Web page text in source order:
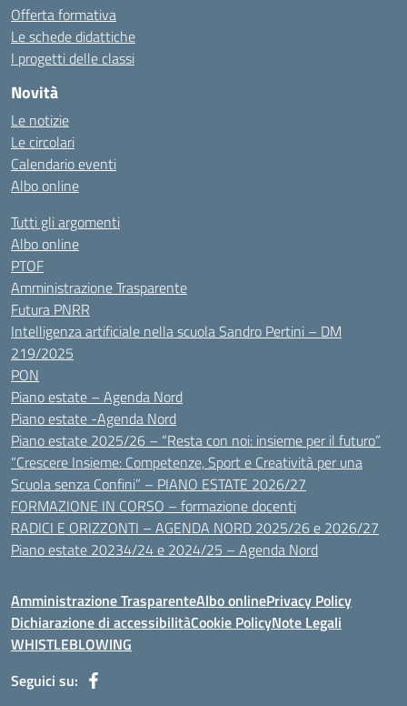
Offerta formativa
Le schede didattiche
I progetti delle classi
Novità
Le notizie
Le circolari
Calendario eventi
Albo online
Tutti gli argomenti
Albo online
PTOF
Amministrazione Trasparente
Futura PNRR
Intelligenza artificiale nella scuola Sandro Pertini – DM
219/2025
PON
Piano estate – Agenda Nord
Piano estate -Agenda Nord
Piano estate 2025/26 – “Resta con noi: insieme per il futuro”
“Crescere Insieme: Competenze, Sport e Creatività per una
Scuola senza Confini” – PIANO ESTATE 2026/27
FORMAZIONE IN CORSO – formazione docenti
RADICI E ORIZZONTI – AGENDA NORD 2025/26 e 2026/27
Piano estate 20234/24 e 2024/25 – Agenda Nord
Amministrazione TrasparenteAlbo onlinePrivacy Policy
Dichiarazione di accessibilitàCookie PolicyNote Legali
WHISTLEBLOWING
Seguici su: